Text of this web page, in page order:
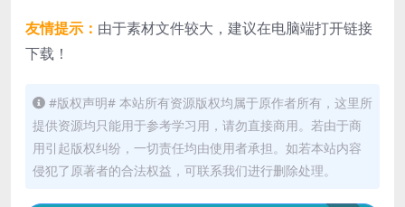
友情提示： 由于素材文件较大，建议在电脑端打开链接
下载！
#版权声明# 本站所有资源版权均属于原作者所有，这里所
提供资源均只能用于参考学习用，请勿直接商用。若由于商
用引起版权纠纷，一切责任均由使用者承担。如若本站内容
侵犯了原著者的合法权益，可联系我们进行删除处理。